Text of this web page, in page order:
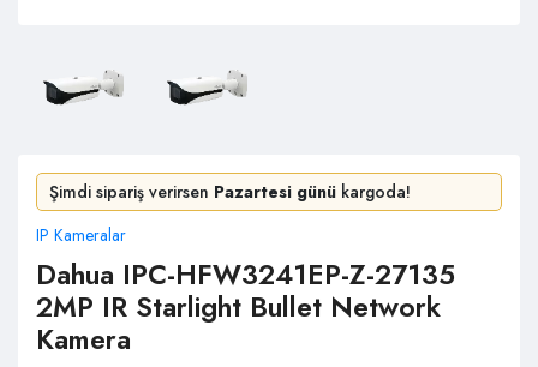
Şimdi sipariş verirsen Pazartesi günü kargoda!
IP Kameralar
Dahua IPC-HFW3241EP-Z-27135
2MP IR Starlight Bullet Network
Kamera